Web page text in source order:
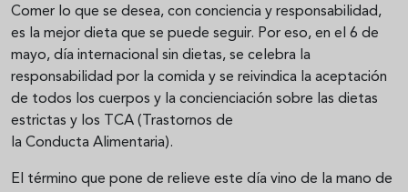
Comer lo que se desea, con conciencia y responsabilidad,
es la mejor dieta que se puede seguir. Por eso, en el 6 de
mayo, día internacional sin dietas, se celebra la
responsabilidad por la comida y se reivindica la aceptación
de todos los cuerpos y la concienciación sobre las dietas
estrictas y los TCA (Trastornos de
la Conducta Alimentaria).
El término que pone de relieve este día vino de la mano de